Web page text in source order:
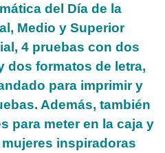
del Día de la
Medio y Superior
4 pruebas con dos
dos formatos de letra,
para imprimir y
Además, también
para meter en la caja y
inspiradoras